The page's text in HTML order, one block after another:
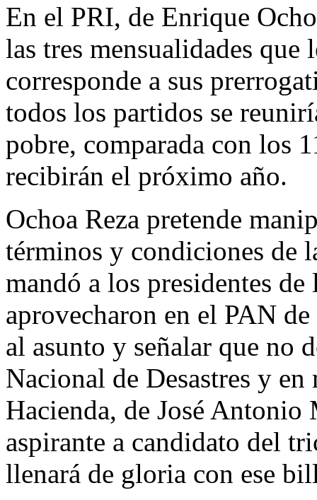
En el PRI, de Enrique
las tres mensualidades
corresponde a sus
todos los partidos se
pobre, comparada con los
recibirán el próximo año.
Ochoa Reza pretende
términos y condiciones de
mandó a los presidentes
aprovecharon en el PAN
al asunto y señalar que no
Nacional de Desastres y en
Hacienda, de José Antonio
aspirante a candidato del
llenará de gloria con ese